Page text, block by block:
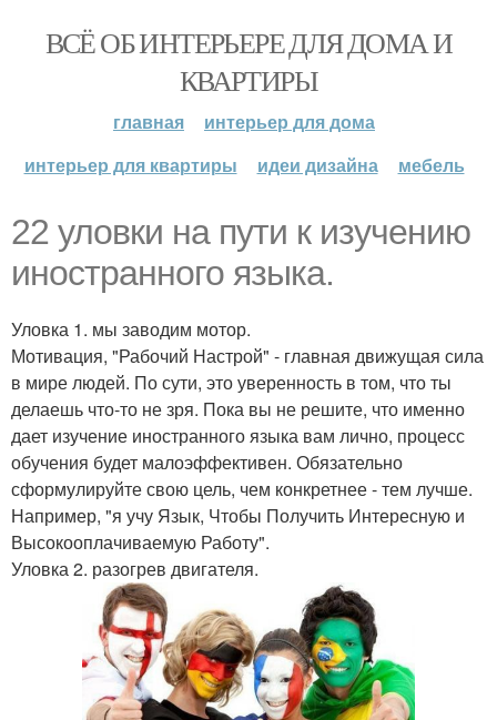
ВСЁ ОБ ИНТЕРЬЕРЕ ДЛЯ ДОМА И
КВАРТИРЫ
главная
интерьер для дома
интерьер для квартиры
идеи дизайна мебель
22 уловки на пути к изучению
иностранного языка.
Уловка 1. мы заводим мотор.
Мотивация, "Рабочий Настрой" - главная движущая сила
в мире людей. По сути, это уверенность в том, что ты
делаешь что-то не зря. Пока вы не решите, что именно
дает изучение иностранного языка вам лично, процесс
обучения будет малоэффективен. Обязательно
сформулируйте свою цель, чем конкретнее - тем лучше.
Например, "я учу Язык, Чтобы Получить Интересную и
Высокооплачиваемую Работу".
Уловка 2. разогрев двигателя.